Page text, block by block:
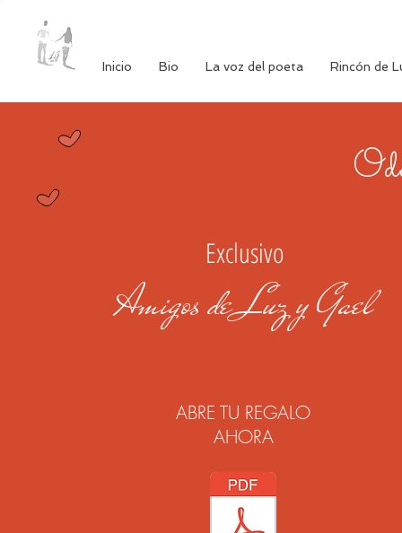
Inicio Bio La voz del poeta Rincón de
Exclusivo
Amigos de Luz y Gael
ABRE TU REGALO
AHORA